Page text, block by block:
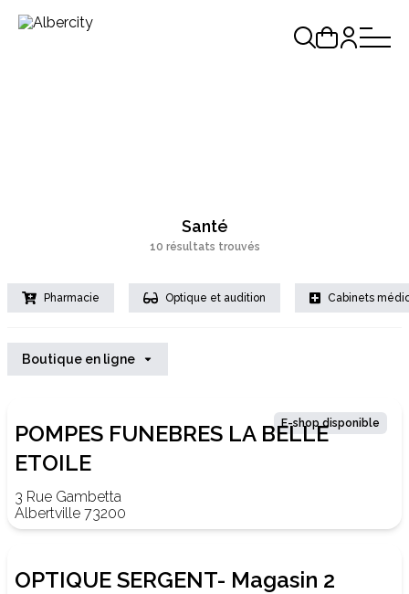
Santé
10 résultats trouvés
Pharmacie Optique et audition Cabinets
Boutique en ligne
E-shop disponible
POMPES FUNEBRES LA BELLE
ETOILE
3 Rue Gambetta
Albertville 73200
OPTIQUE SERGENT- Magasin 2